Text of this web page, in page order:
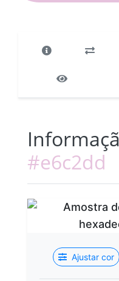
#e6c2dd
Ajustar cor